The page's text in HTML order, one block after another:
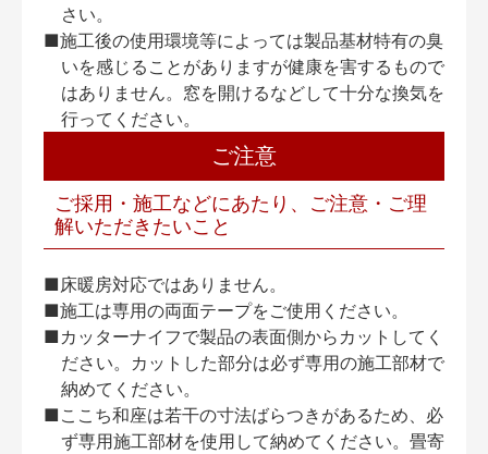
さい。
■施工後の使用環境等によっては製品基材特有の臭
いを感じることがありますが健康を害するもので
はありません。窓を開けるなどして十分な換気を
行ってください。
ご注意
ご採用・施工などにあたり、ご注意・ご理
解いただきたいこと
■床暖房対応ではありません。
■施工は専用の両面テープをご使用ください。
■カッターナイフで製品の表面側からカットしてく
ださい。カットした部分は必ず専用の施工部材で
納めてください。
■ここち和座は若干の寸法ばらつきがあるため、必
ず専用施工部材を使用して納めてください。畳寄